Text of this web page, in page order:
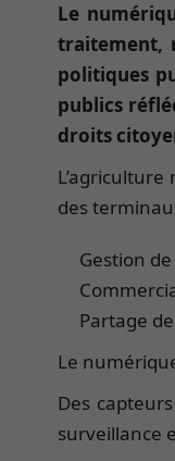
Le
traitement,
politiques
publics
droits
des
Gestion
Partage
Le
Des
surveillance